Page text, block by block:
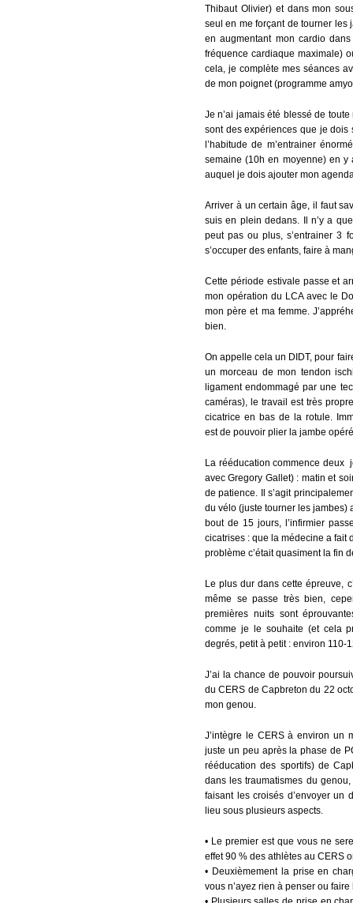
Thibaut Olivier) et dans mon
seul en me forçant de tourner les
en augmentant mon cardio
fréquence cardiaque maximale)
cela, je complète mes séances
de mon poignet (programme
Je n’ai jamais été blessé de
sont des expériences que je dois
l’habitude de m’entrainer
semaine (10h en moyenne) en
auquel je dois ajouter mon
Arriver à un certain âge, il faut
suis en plein dedans. Il n’y a
peut pas ou plus, s’entrainer 3
s’occuper des enfants, faire à
Cette période estivale passe et
mon opération du LCA avec le
mon père et ma femme.
bien.
On appelle cela un DIDT, pour
un morceau de mon tendon
ligament endommagé par une
caméras), le travail est très
cicatrice en bas de la rotule.
est de pouvoir plier la jambe
La rééducation commence deux
avec Gregory Gallet) : matin et
de patience. Il s’agit
du vélo (juste tourner les jambes)
bout de 15 jours, l’infirmier
cicatrises : que la médecine a fait
problème c’était quasiment la fin
Le plus dur dans cette épreuve,
même se passe très bien,
premières nuits sont
comme je le souhaite (et cela
degrés, petit à petit : environ 110-
J’ai la chance de pouvoir
du CERS de Capbreton du 22
mon genou.
J’intègre le CERS à environ un
juste un peu après la phase de
rééducation des sportifs) de
dans les traumatismes du
faisant les croisés d’envoyer un
lieu sous plusieurs aspects.
• Le premier est que vous ne
effet 90 % des athlètes au CERS
• Deuxièmement la prise en
vous n’ayez rien à penser ou